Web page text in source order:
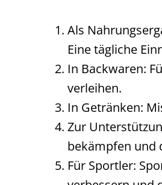
Als
Eine tägliche
In Backwaren:
verleihen.
In Getränken:
Zur
bekämpfen und
Für Sportler: